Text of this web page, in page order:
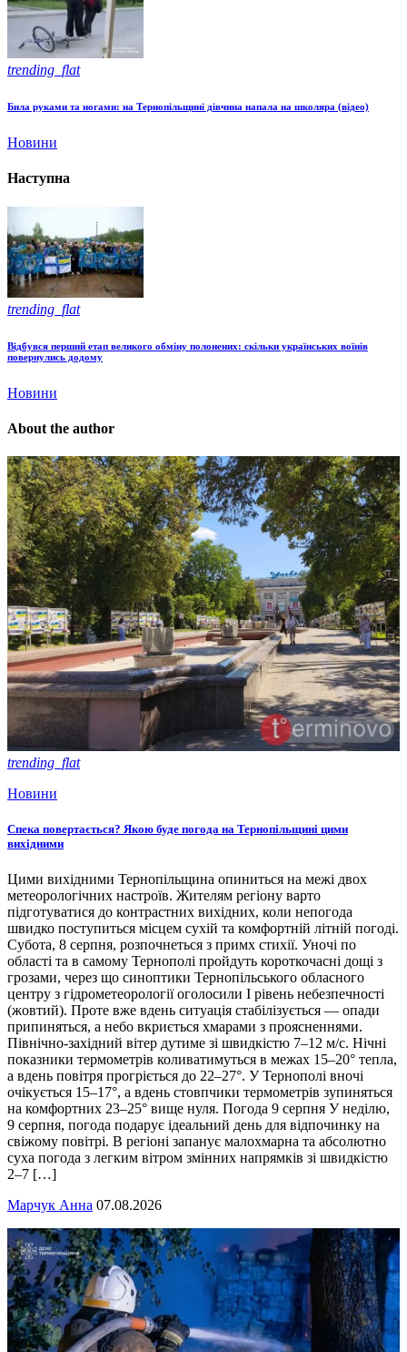
trending_flat
Била руками та ногами: на Тернопільщині дівчина напала на школяра (відео)
Новини
Наступна
trending_flat
Відбувся перший етап великого обміну полонених: скільки українських воїнів
повернулись додому
Новини
About the author
trending_flat
Новини
Спека повертається? Якою буде погода на Тернопільщині цими
вихідними
Цими вихідними Тернопільщина опиниться на межі двох
метеорологічних настроїв. Жителям регіону варто
підготуватися до контрастних вихідних, коли непогода
швидко поступиться місцем сухій та комфортній літній погоді.
Субота, 8 серпня, розпочнеться з примх стихії. Уночі по
області та в самому Тернополі пройдуть короткочасні дощі з
грозами, через що синоптики Тернопільського обласного
центру з гідрометеорології оголосили І рівень небезпечності
(жовтий). Проте вже вдень ситуація стабілізується — опади
припиняться, а небо вкриється хмарами з проясненнями.
Північно-західний вітер дутиме зі швидкістю 7–12 м/с. Нічні
показники термометрів коливатимуться в межах 15–20° тепла,
а вдень повітря прогріється до 22–27°. У Тернополі вночі
очікується 15–17°, а вдень стовпчики термометрів зупиняться
на комфортних 23–25° вище нуля. Погода 9 серпня У неділю,
9 серпня, погода подарує ідеальний день для відпочинку на
свіжому повітрі. В регіоні запанує малохмарна та абсолютно
суха погода з легким вітром змінних напрямків зі швидкістю
2–7 […]
Марчук Анна 07.08.2026